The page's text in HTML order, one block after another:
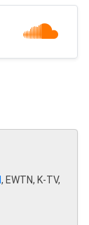
, EWTN, K-TV,